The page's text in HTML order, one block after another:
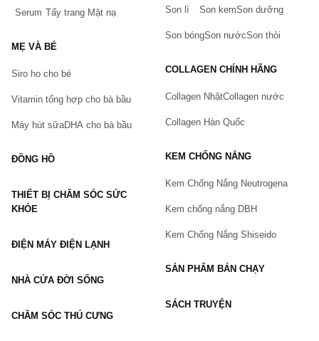
Vấn đề
Serum Tẩy trang Mặt nạ
MẸ VÀ BÉ
Siro ho cho bé
Vitamin tổng hợp cho bà bầu
Máy hút sữaDHA cho bà bầu
ĐỒNG HỒ
THIẾT BỊ CHĂM SÓC SỨC
KHỎE
ĐIỆN MÁY ĐIỆN LẠNH
NHÀ CỬA ĐỜI SỐNG
CHĂM SÓC THÚ CƯNG
Son lì Son kemSon dưỡng
Son bóngSon nướcSon thỏi
COLLAGEN CHÍNH HÃNG
Collagen NhậtCollagen nước
Collagen Hàn Quốc
KEM CHỐNG NẮNG
Kem Chống Nắng Neutrogena
Kem chống nắng DBH
Kem Chống Nắng Shiseido
SẢN PHẨM BÁN CHẠY
SÁCH TRUYỆN